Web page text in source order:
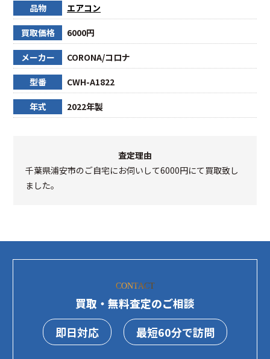
品物 エアコン
買取価格 6000円
メーカー CORONA/コロナ
型番 CWH-A1822
年式 2022年製
査定理由
千葉県浦安市のご自宅にお伺いして6000円にて買取致し
ました。
CONTACT
買取・無料査定のご相談
即日対応
最短60分で訪問